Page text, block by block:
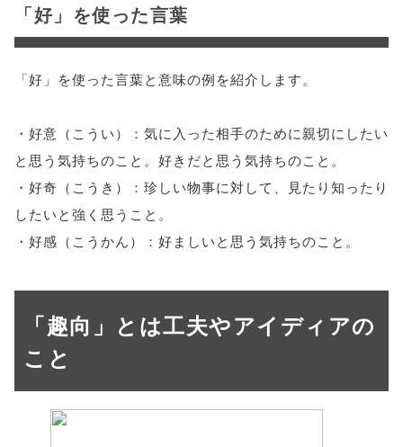
「好」を使った言葉
「好」を使った言葉と意味の例を紹介します。
・好意（こうい）：気に入った相手のために親切にしたい
と思う気持ちのこと。好きだと思う気持ちのこと。
・好奇（こうき）：珍しい物事に対して、見たり知ったり
したいと強く思うこと。
・好感（こうかん）：好ましいと思う気持ちのこと。
「趣向」とは工夫やアイディアの
こと